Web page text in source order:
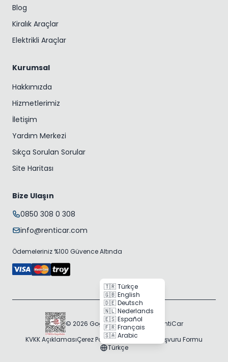
Blog
Kiralık Araçlar
Elektrikli Araçlar
Kurumsal
Hakkımızda
Hizmetlerimiz
İletişim
Yardım Merkezi
Sıkça Sorulan Sorular
Site Haritası
Bize Ulaşın
0850 308 0 308
info@renticar.com
Ödemeleriniz %100 Güvence Altında
© 2026 Gogocar Bilişim A.Ş. | RentiCar
KVKK AçıklamasıÇerez PolitikasıVeri Sahibi Başvuru Formu
Türkçe
🇹🇷 Türkçe
🇬🇧 English
🇩🇪 Deutsch
🇳🇱 Nederlands
🇪🇸 Español
🇫🇷 Français
🇸🇦 Arabic